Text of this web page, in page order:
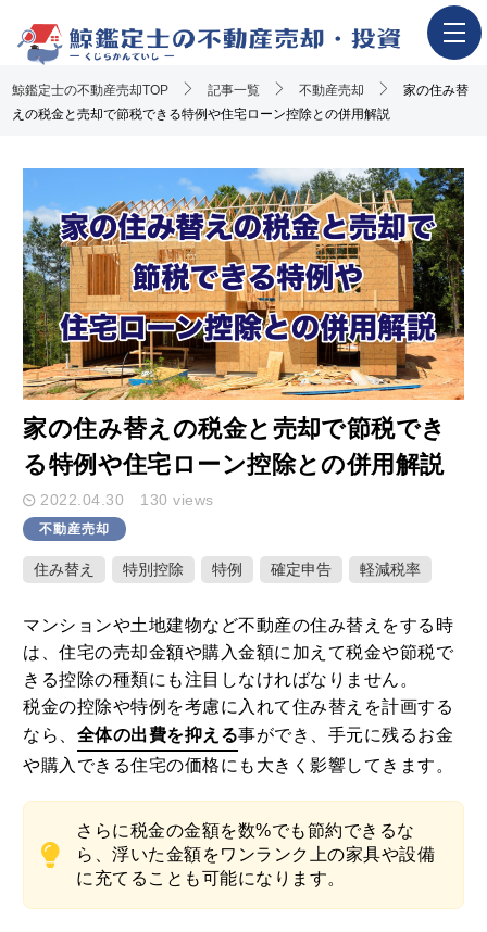
ホーム
一押し査定業者一覧
アンケート調査概要
不動産売却体験談
執筆・監修者
おすすめ記事
Youtube解説記事
キーワード検索
ここ1ヶ月の人気記事
1
家や庭が広いメリット・デメリットと
固定資産税を減らすための活用方法
2020.10.01
土地や建物の不動産を学校法人に個人
が売却した時の税金特例とポイント
鯨鑑定士の不動産売却TOP 記事一覧 不動産売却
家の住み替
えの税金と売却で節税できる特例や住宅ローン控除との併用解説
家の住み替えの税金と売却で節税でき
る特例や住宅ローン控除との併用解説
2022.04.30 130 views
不動産売却
住み替え 特別控除 特例 確定申告 軽減税率
マンションや土地建物など不動産の住み替えをする時
は、住宅の売却金額や購入金額に加えて税金や節税で
きる控除の種類にも注目しなければなりません。
税金の控除や特例を考慮に入れて住み替えを計画する
なら、 全体の出費を抑える事ができ、手元に残るお金
や購入できる住宅の価格にも大きく影響してきます。
さらに税金の金額を数%でも節約できるな
ら、浮いた金額をワンランク上の家具や設備
に充てることも可能になります。